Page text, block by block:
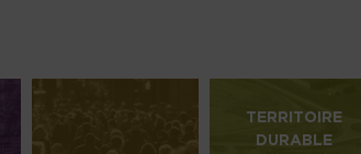
TERRITOIRE
DURABLE